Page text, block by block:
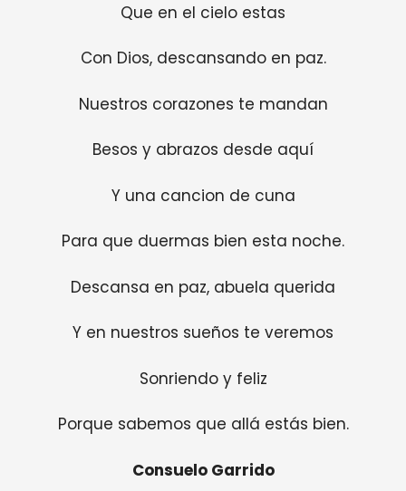
Que en el cielo estas
Con Dios, descansando en paz.
Nuestros corazones te mandan
Besos y abrazos desde aquí
Y una cancion de cuna
Para que duermas bien esta noche.
Descansa en paz, abuela querida
Y en nuestros sueños te veremos
Sonriendo y feliz
Porque sabemos que allá estás bien.
Consuelo Garrido